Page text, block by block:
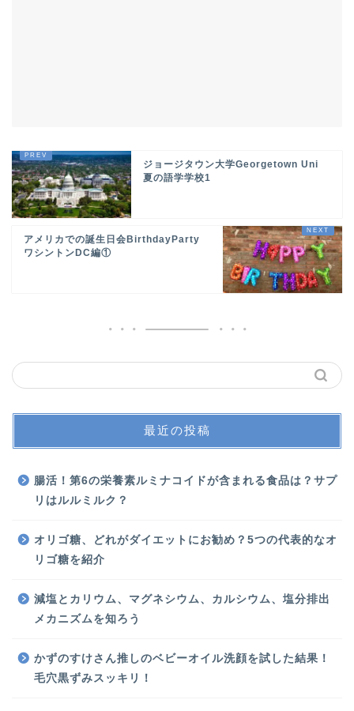
ジョージタウン大学Georgetown Uni
夏の語学学校1
アメリカでの誕生日会BirthdayParty
ワシントンDC編①
最近の投稿
腸活！第6の栄養素ルミナコイドが含まれる食品は？サプ
リはルルミルク？
オリゴ糖、どれがダイエットにお勧め？5つの代表的なオ
リゴ糖を紹介
減塩とカリウム、マグネシウム、カルシウム、塩分排出
メカニズムを知ろう
かずのすけさん推しのベビーオイル洗顔を試した結果！
毛穴黒ずみスッキリ！